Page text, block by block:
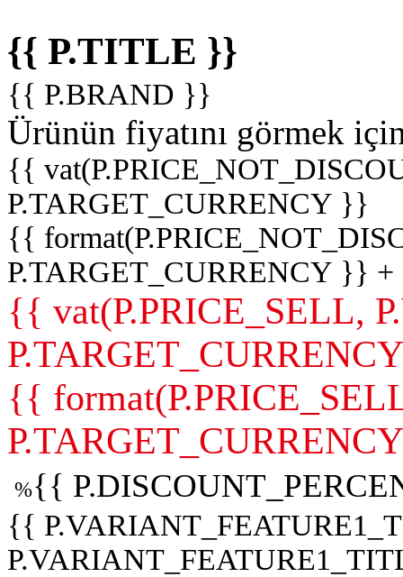
{{ P.TITLE }}
{{ P.BRAND }}
Ürünün fiyatını görmek
{{
P.TARGET_CURRENCY }}
{{
P.TARGET_CURRENCY }}
{{ vat(P.PRICE_SELL,
{{
%{{
{{